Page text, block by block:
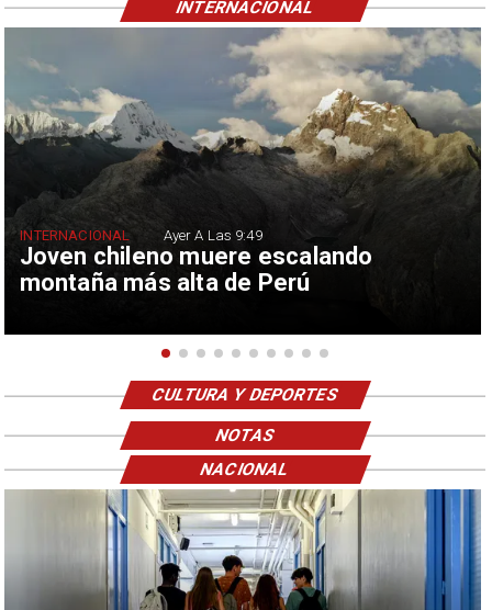
Joven chileno muere escalando
montaña más alta de Perú
INTERNACIONAL Ayer A Las 9:49
INTERNACIONAL
CULTURA Y DEPORTES
NOTAS
NACIONAL